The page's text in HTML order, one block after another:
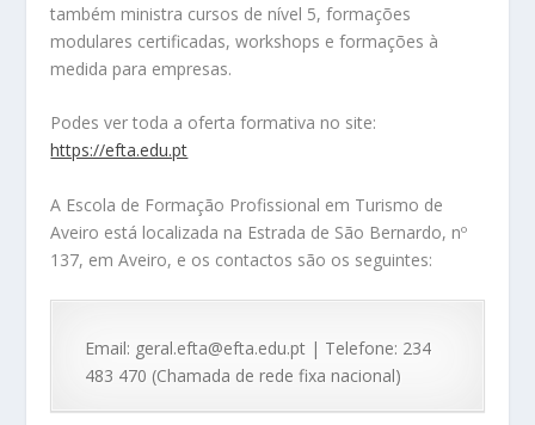
também ministra cursos de nível 5, formações
modulares certificadas, workshops e formações à
medida para empresas.
Podes ver toda a oferta formativa no site:
https://efta.edu.pt
A Escola de Formação Profissional em Turismo de
Aveiro está localizada na Estrada de São Bernardo, nº
137, em Aveiro, e os contactos são os seguintes:
Email: geral.efta@efta.edu.pt | Telefone: 234
483 470 (Chamada de rede fixa nacional)